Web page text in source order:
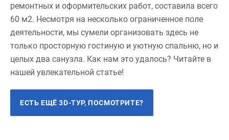
ремонтных и оформительских работ, составила всего
60 м2. Несмотря на несколько ограниченное поле
деятельности, мы сумели организовать здесь не
только просторную гостиную и уютную спальню, но и
целых два санузла. Как нам это удалось? Читайте в
нашей увлекательной статье!
ЕСТЬ ЕЩЁ 3D-ТУР, ПОСМОТРИТЕ?